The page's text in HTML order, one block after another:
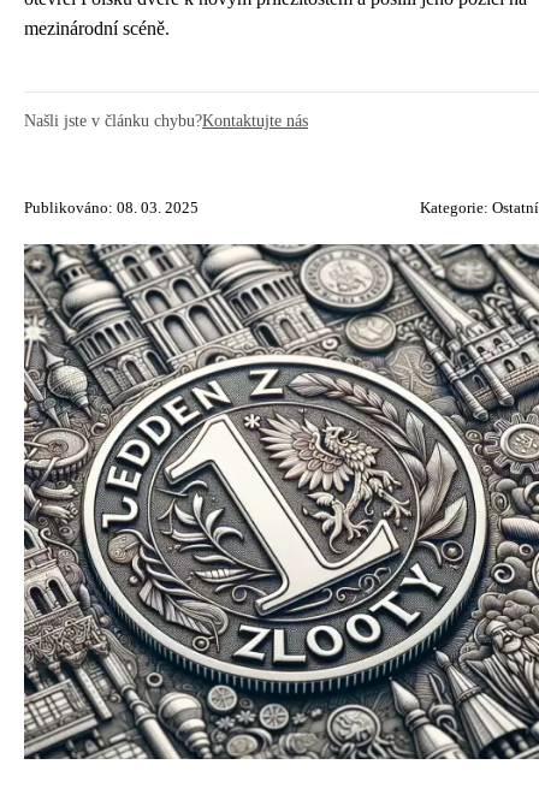
mezinárodní scéně.
Našli jste v článku chybu?Kontaktujte nás
Publikováno: 08. 03. 2025 Kategorie: Ostatní